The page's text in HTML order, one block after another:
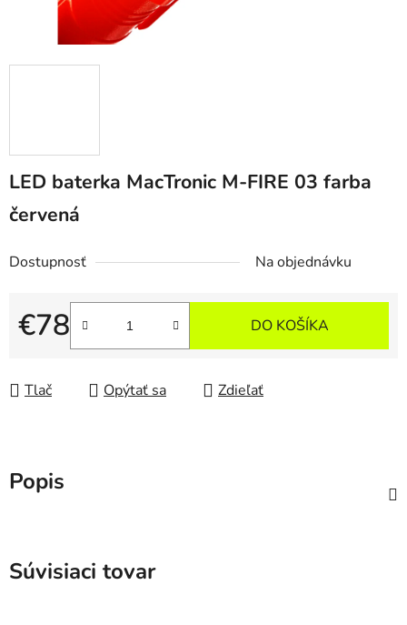
LED baterka MacTronic M-FIRE 03 farba
červená
Dostupnosť Na objednávku
€78
Jednotková cena:
DO KOŠÍKA
Tlač Opýtať sa Zdieľať
Popis
Súvisiaci tovar